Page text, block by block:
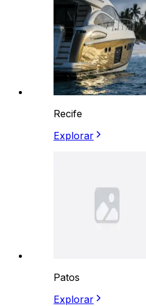
Recife
Explorar
Patos
Explorar